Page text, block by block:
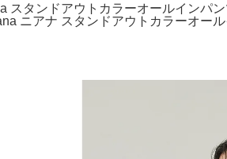
タンドアウトカラーオールインパ
ニアナ スタンドアウトカラーオー